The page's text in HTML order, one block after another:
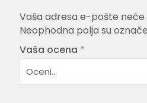
Vaša adresa e-pošte neće
Neophodna polja su
Vaša ocena *